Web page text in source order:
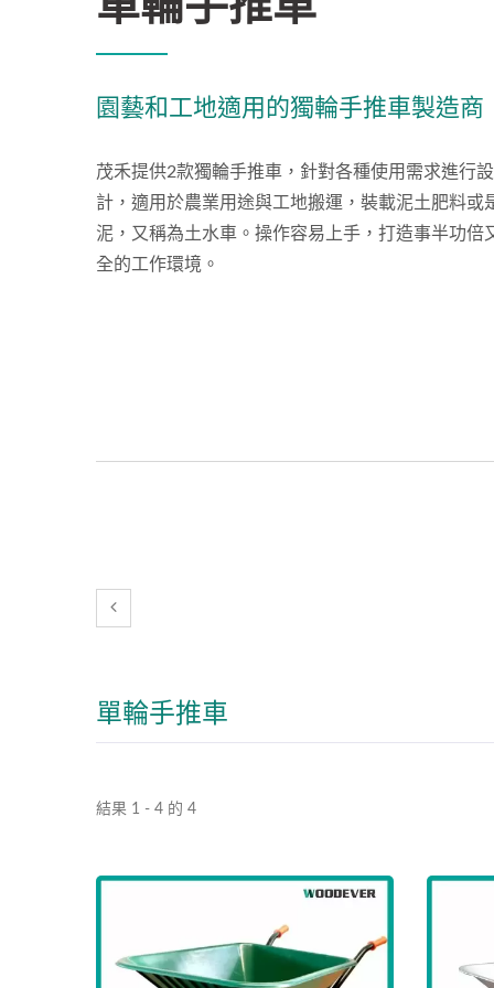
園藝和工地適用的獨輪手推車製造商
茂禾提供2款獨輪手推車，針對各種使用需求進行設
計，適用於農業用途與工地搬運，裝載泥土肥料或
泥，又稱為土水車。操作容易上手，打造事半功倍
全的工作環境。
單輪手推車
結果 1 - 4 的 4